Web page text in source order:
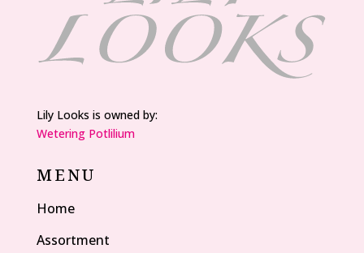
Lily Looks is owned by:
Wetering Potlilium
MENU
Home
Assortment